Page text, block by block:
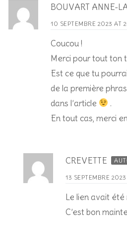
BOUVART ANNE-
10 SEPTEMBRE 2023 AT
Coucou !
Merci pour tout ton
Est ce que tu
de la première
dans l’article
.
En tout cas, merci
CREVETTE
13 SEPTEMBRE
Le lien avait été
C’est bon